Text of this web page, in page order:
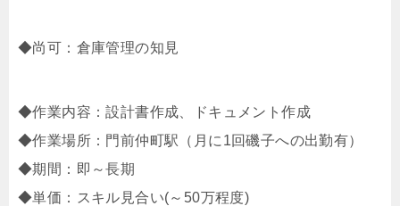
◆尚可：倉庫管理の知見
◆作業内容：設計書作成、ドキュメント作成
◆作業場所：門前仲町駅（月に1回磯子への出勤有）
◆期間：即～長期
◆単価：スキル見合い(～50万程度)